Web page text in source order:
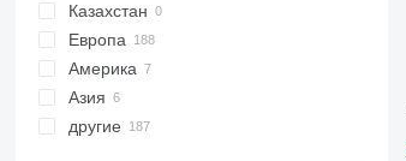
5430i
H-series
M-series
Казахстан
Европа
Германия
Польша
Америка
Мексика
Азия
Узбекистан
другие